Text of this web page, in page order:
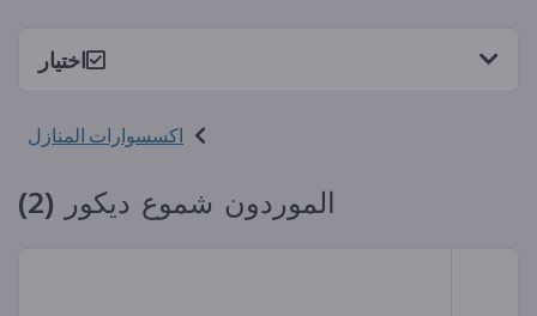
اختيار
اكسسوارات المنازل
الموردون شموع ديكور (2)